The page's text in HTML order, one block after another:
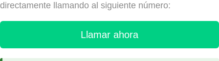
directamente llamando al siguiente número:
Llamar ahora